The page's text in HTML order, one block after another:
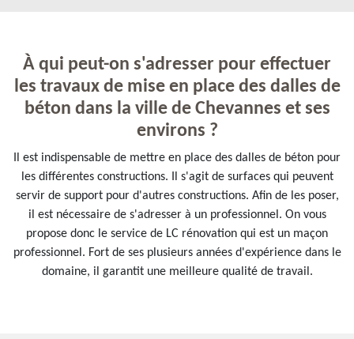
À qui peut-on s'adresser pour effectuer
les travaux de mise en place des dalles de
béton dans la ville de Chevannes et ses
environs ?
Il est indispensable de mettre en place des dalles de béton pour
les différentes constructions. Il s'agit de surfaces qui peuvent
servir de support pour d'autres constructions. Afin de les poser,
il est nécessaire de s'adresser à un professionnel. On vous
propose donc le service de LC rénovation qui est un maçon
professionnel. Fort de ses plusieurs années d'expérience dans le
domaine, il garantit une meilleure qualité de travail.